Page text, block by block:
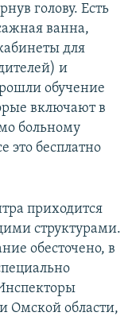
голову. Есть
ванна,
для
и
обучение
включают в
больному
это бесплатно
приходится
структурами.
обесточено, в
Омской области,